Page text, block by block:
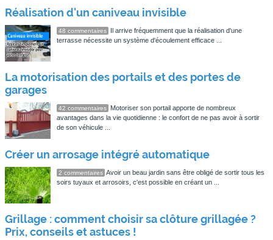
Réalisation d'un caniveau invisible
48 commentaires
Il arrive fréquemment que la réalisation d'une
terrasse nécessite un système d'écoulement efficace ...
La motorisation des portails et des portes de
garages
42 commentaires
Motoriser son portail apporte de nombreux
avantages dans la vie quotidienne : le confort de ne pas avoir à sortir
de son véhicule ...
Créer un arrosage intégré automatique
2 commentaires Avoir un beau jardin sans être obligé de sortir tous les
soirs tuyaux et arrosoirs, c'est possible en créant un ...
Grillage : comment choisir sa clôture grillagée ?
Prix, conseils et astuces !